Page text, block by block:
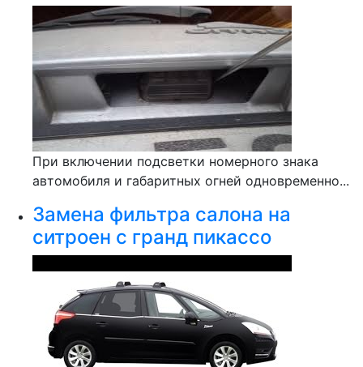
При включении подсветки номерного знака
автомобиля и габаритных огней одновременно...
Замена фильтра салона на
ситроен с гранд пикассо